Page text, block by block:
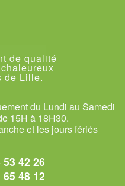
de qualité
de Lille.
du Lundi au Samedi
15H à 18H30.
et les jours fériés
53 42 26
65 48 12